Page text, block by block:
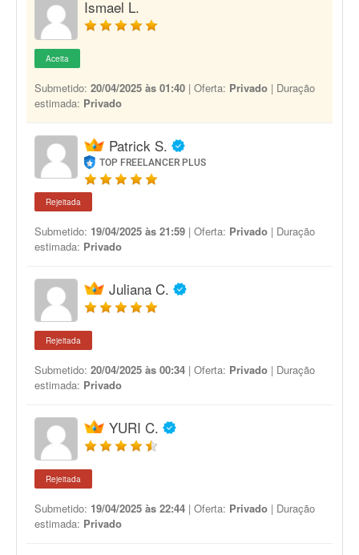
Ismael L.
Aceita
Submetido: 20/04/2025 às 01:40 | Oferta: Privado | Duração
estimada: Privado
Patrick S.
TOP FREELANCER PLUS
Rejeitada
Submetido: 19/04/2025 às 21:59 | Oferta: Privado | Duração
estimada: Privado
Juliana C.
Rejeitada
Submetido: 20/04/2025 às 00:34 | Oferta: Privado | Duração
estimada: Privado
YURI C.
Rejeitada
Submetido: 19/04/2025 às 22:44 | Oferta: Privado | Duração
estimada: Privado